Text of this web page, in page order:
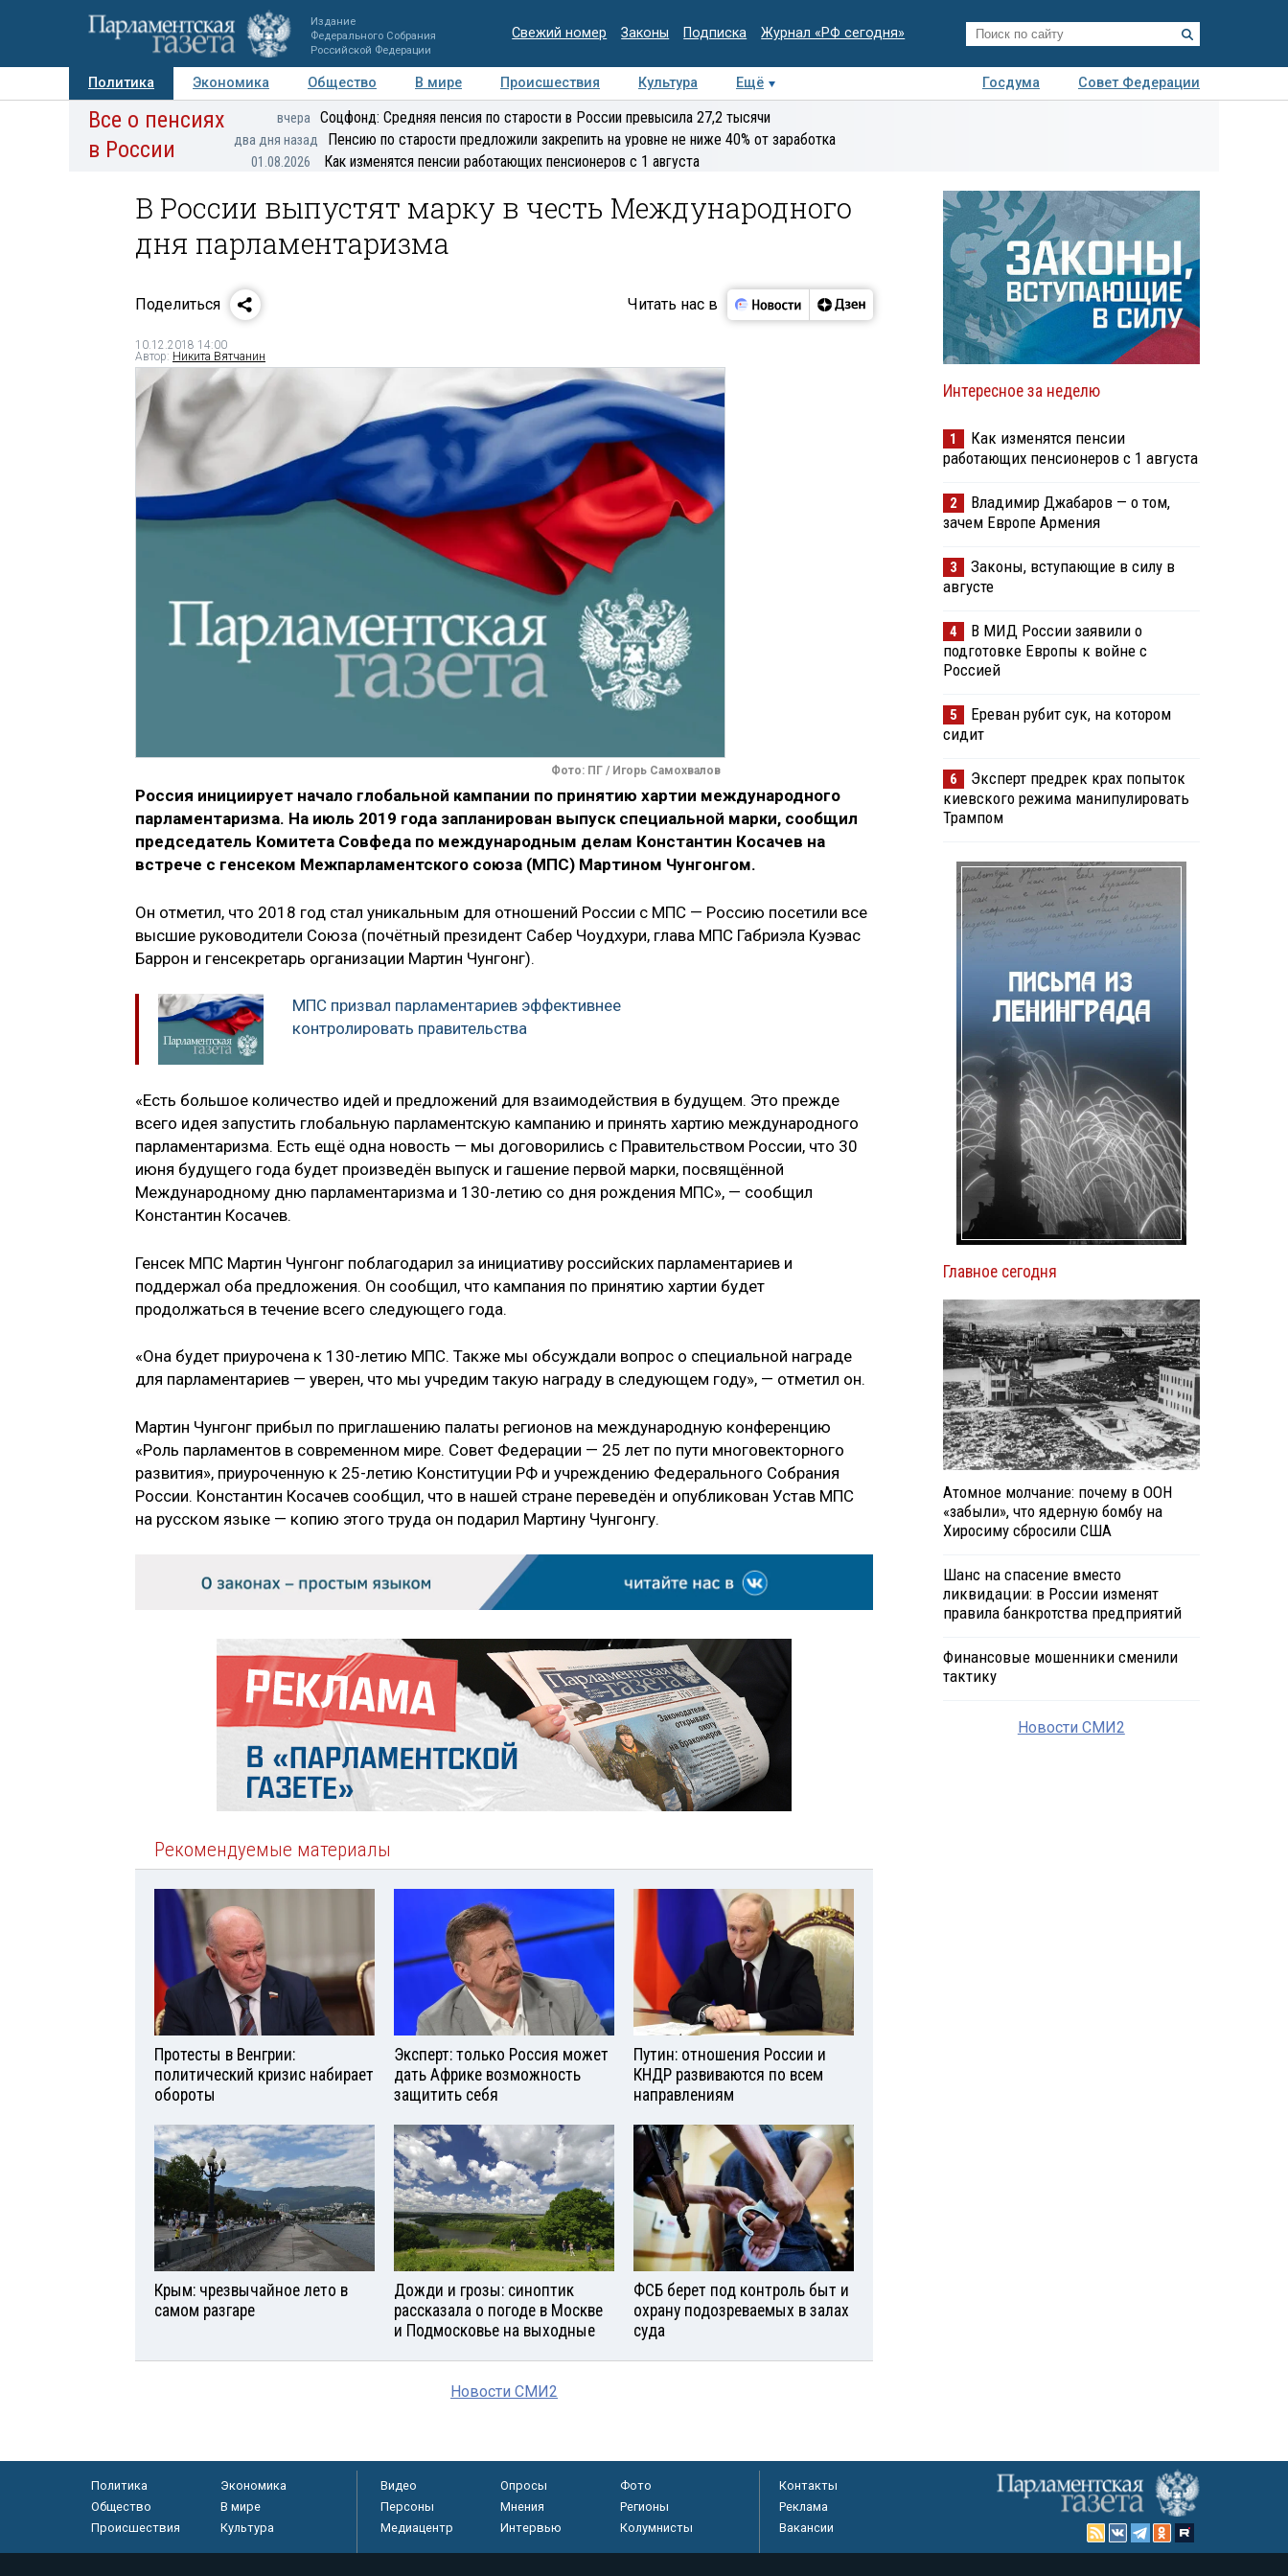
Издание
Федерального Собрания
Российской Федерации
Свежий номер Законы Подписка Журнал «РФ сегодня»
Политика Экономика Общество В мире Происшествия Культура Ещё Госдума
Совет Федерации
Авторы Персоны Мнения Регионы Медиацентр Интервью Колумнисты
экспертиза
Все о пенсиях
в России
вчера Соцфонд: Средняя пенсия по старости в России превысила 27,2 тысячи
два дня назад Пенсию по старости предложили закрепить на уровне не ниже 40% от заработка
01.08.2026 Как изменятся пенсии работающих пенсионеров с 1 августа
В России выпустят марку в честь Международного
дня парламентаризма
Поделиться Читать нас в
10.12.2018 14:00
Автор: Никита Вятчанин
Фото: ПГ / Игорь Самохвалов
Россия инициирует начало глобальной кампании по принятию хартии международного
парламентаризма. На июль 2019 года запланирован выпуск специальной марки, сообщил
председатель Комитета Совфеда по международным делам Константин Косачев на
встрече с генсеком Межпарламентского союза (МПС) Мартином Чунгонгом.
Он отметил, что 2018 год стал уникальным для отношений России с МПС — Россию посетили все
высшие руководители Союза (почётный президент Сабер Чоудхури, глава МПС Габриэла Куэвас
Баррон и генсекретарь организации Мартин Чунгонг).
МПС призвал парламентариев эффективнее
контролировать правительства
«Есть большое количество идей и предложений для взаимодействия в будущем. Это прежде
всего идея запустить глобальную парламентскую кампанию и принять хартию международного
парламентаризма. Есть ещё одна новость — мы договорились с Правительством России, что 30
июня будущего года будет произведён выпуск и гашение первой марки, посвящённой
Международному дню парламентаризма и 130-летию со дня рождения МПС», — сообщил
Константин Косачев.
Генсек МПС Мартин Чунгонг поблагодарил за инициативу российских парламентариев и
поддержал оба предложения. Он сообщил, что кампания по принятию хартии будет
продолжаться в течение всего следующего года.
«Она будет приурочена к 130-летию МПС. Также мы обсуждали вопрос о специальной награде
для парламентариев — уверен, что мы учредим такую награду в следующем году», — отметил он.
Мартин Чунгонг прибыл по приглашению палаты регионов на международную конференцию
«Роль парламентов в современном мире. Совет Федерации — 25 лет по пути многовекторного
развития», приуроченную к 25-летию Конституции РФ и учреждению Федерального Собрания
России. Константин Косачев сообщил, что в нашей стране переведён и опубликован Устав МПС
на русском языке — копию этого труда он подарил Мартину Чунгонгу.
Рекомендуемые материалы
Протесты в Венгрии:
политический кризис набирает
обороты
Эксперт: только Россия может
дать Африке возможность
защитить себя
Путин: отношения России и
КНДР развиваются по всем
направлениям
Крым: чрезвычайное лето в
самом разгаре
Дожди и грозы: синоптик
рассказала о погоде в Москве
и Подмосковье на выходные
ФСБ берет под контроль быт и
охрану подозреваемых в залах
суда
Новости СМИ2
Интересное за неделю
1
Как изменятся пенсии
работающих пенсионеров с 1 августа
2
Владимир Джабаров — о том,
зачем Европе Армения
3
Законы, вступающие в силу в
августе
4
В МИД России заявили о
подготовке Европы к войне с
Россией
5
Ереван рубит сук, на котором
сидит
6
Эксперт предрек крах попыток
киевского режима манипулировать
Трампом
Главное сегодня
Атомное молчание: почему в ООН
«забыли», что ядерную бомбу на
Хиросиму сбросили США
Шанс на спасение вместо
ликвидации: в России изменят
правила банкротства предприятий
Финансовые мошенники сменили
тактику
Новости СМИ2
Политика
Экономика
Общество
В мире
Происшествия
Культура
Видео Опросы
Фото
Персоны
Мнения
Регионы
Медиацентр
Интервью Колумнисты
Контакты
Реклама
Вакансии